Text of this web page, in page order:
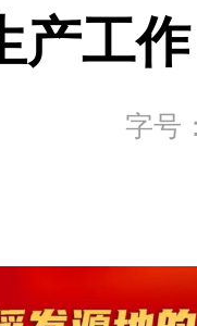
产工作
字号：